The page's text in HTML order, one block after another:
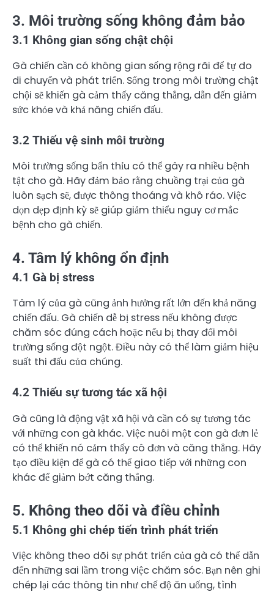
3. Môi trường sống không đảm bảo
3.1 Không gian sống chật chội
Gà chiến cần có không gian sống rộng rãi để tự do
di chuyển và phát triển. Sống trong môi trường chật
chội sẽ khiến gà cảm thấy căng thẳng, dẫn đến giảm
sức khỏe và khả năng chiến đấu.
3.2 Thiếu vệ sinh môi trường
Môi trường sống bẩn thỉu có thể gây ra nhiều bệnh
tật cho gà. Hãy đảm bảo rằng chuồng trại của gà
luôn sạch sẽ, được thông thoáng và khô ráo. Việc
dọn dẹp định kỳ sẽ giúp giảm thiểu nguy cơ mắc
bệnh cho gà chiến.
4. Tâm lý không ổn định
4.1 Gà bị stress
Tâm lý của gà cũng ảnh hưởng rất lớn đến khả năng
chiến đấu. Gà chiến dễ bị stress nếu không được
chăm sóc đúng cách hoặc nếu bị thay đổi môi
trường sống đột ngột. Điều này có thể làm giảm hiệu
suất thi đấu của chúng.
4.2 Thiếu sự tương tác xã hội
Gà cũng là động vật xã hội và cần có sự tương tác
với những con gà khác. Việc nuôi một con gà đơn lẻ
có thể khiến nó cảm thấy cô đơn và căng thẳng. Hãy
tạo điều kiện để gà có thể giao tiếp với những con
khác để giảm bớt căng thẳng.
5. Không theo dõi và điều chỉnh
5.1 Không ghi chép tiến trình phát triển
Việc không theo dõi sự phát triển của gà có thể dẫn
đến những sai lầm trong việc chăm sóc. Bạn nên ghi
chép lại các thông tin như chế độ ăn uống, tình